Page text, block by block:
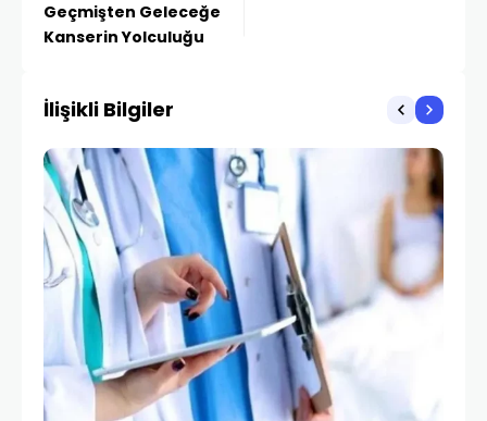
Geçmişten Geleceğe
Kanserin Yolculuğu
İlişikli Bilgiler